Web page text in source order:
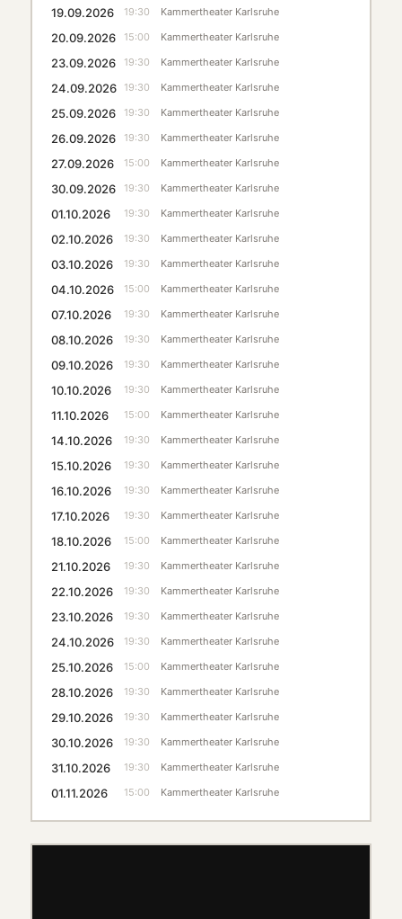
19.09.2026 19:30 Kammertheater Karlsruhe
20.09.2026 15:00 Kammertheater Karlsruhe
23.09.2026 19:30 Kammertheater Karlsruhe
24.09.2026 19:30 Kammertheater Karlsruhe
25.09.2026 19:30 Kammertheater Karlsruhe
26.09.2026 19:30 Kammertheater Karlsruhe
27.09.2026 15:00 Kammertheater Karlsruhe
30.09.2026 19:30 Kammertheater Karlsruhe
01.10.2026 19:30 Kammertheater Karlsruhe
02.10.2026 19:30 Kammertheater Karlsruhe
03.10.2026 19:30 Kammertheater Karlsruhe
04.10.2026 15:00 Kammertheater Karlsruhe
07.10.2026 19:30 Kammertheater Karlsruhe
08.10.2026 19:30 Kammertheater Karlsruhe
09.10.2026 19:30 Kammertheater Karlsruhe
10.10.2026 19:30 Kammertheater Karlsruhe
11.10.2026 15:00 Kammertheater Karlsruhe
14.10.2026 19:30 Kammertheater Karlsruhe
15.10.2026 19:30 Kammertheater Karlsruhe
16.10.2026 19:30 Kammertheater Karlsruhe
17.10.2026 19:30 Kammertheater Karlsruhe
18.10.2026 15:00 Kammertheater Karlsruhe
21.10.2026 19:30 Kammertheater Karlsruhe
22.10.2026 19:30 Kammertheater Karlsruhe
23.10.2026 19:30 Kammertheater Karlsruhe
24.10.2026 19:30 Kammertheater Karlsruhe
25.10.2026 15:00 Kammertheater Karlsruhe
28.10.2026 19:30 Kammertheater Karlsruhe
29.10.2026 19:30 Kammertheater Karlsruhe
30.10.2026 19:30 Kammertheater Karlsruhe
31.10.2026 19:30 Kammertheater Karlsruhe
01.11.2026 15:00 Kammertheater Karlsruhe